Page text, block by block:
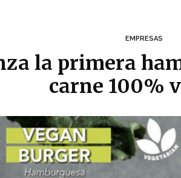
EMPRESAS
la primera
carne 100%